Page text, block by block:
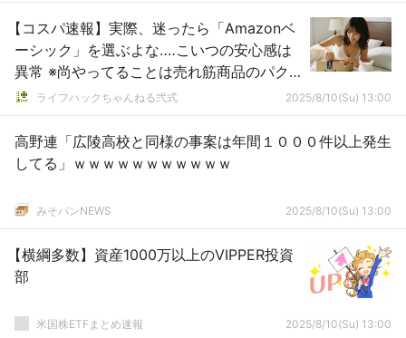
【コスパ速報】実際、迷ったら「Amazonベ
ーシック」を選ぶよな‥‥こいつの安心感は
異常 ※尚やってることは売れ筋商品のパク
りで酷い
ライフハックちゃんねる弐式 2025/8/10(Su) 13:00
高野連「広陵高校と同様の事案は年間１０００件以上発生
してる」ｗｗｗｗｗｗｗｗｗｗｗ
みそパンNEWS 2025/8/10(Su) 13:00
【横綱多数】資産1000万以上のVIPPER投資
部
米国株ETFまとめ速報 2025/8/10(Su) 13:00